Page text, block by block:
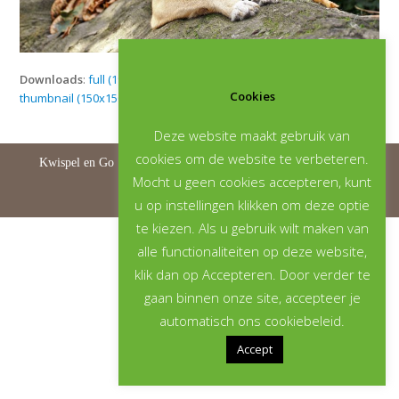
Downloads:full (1920x1280)
thumbnail (150x150)
Kwispel en Go | © 2026 | All rights reserved |Privacystatement
Cookies
Deze website maakt gebruik van
cookies om de website te verbeteren.
Mocht u geen cookies accepteren, kunt
u op instellingen klikken om deze optie
te kiezen. Als u gebruik wilt maken van
alle functionaliteiten op deze website,
klik dan op Accepteren. Door verder te
gaan binnen onze site, accepteer je
automatisch ons cookiebeleid.
Accept